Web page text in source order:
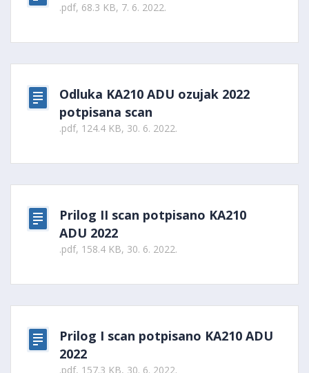
.pdf, 68.3 KB, 7. 6. 2022.
Odluka KA210 ADU ozujak 2022
potpisana scan
.pdf, 124.4 KB, 30. 6. 2022.
Prilog II scan potpisano KA210
ADU 2022
.pdf, 158.4 KB, 30. 6. 2022.
Prilog I scan potpisano KA210 ADU
2022
.pdf, 157.3 KB, 30. 6. 2022.